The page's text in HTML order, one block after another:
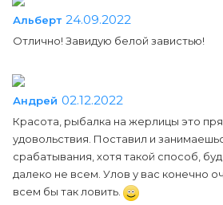
Альберт 24.09.2022
Отлично! Завидую белой завистью!
Андрей 02.12.2022
Красота, рыбалка на жерлицы это
удовольствия. Поставил и
срабатывания, хотя такой способ,
далеко не всем. Улов у вас конечно
всем бы так ловить.